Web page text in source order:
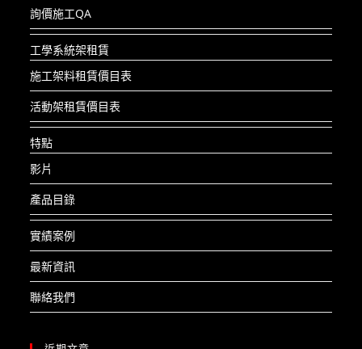
詢價施工QA
工學系統架租賃
施工架料租賃價目表
活動架租賃價目表
特點
影片
產品目錄
實績案例
最新資訊
聯絡我們